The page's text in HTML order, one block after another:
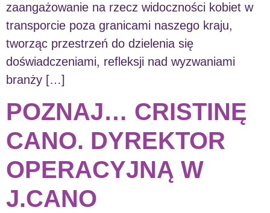
zaangażowanie na rzecz widoczności kobiet w
transporcie poza granicami naszego kraju,
tworząc przestrzeń do dzielenia się
doświadczeniami, refleksji nad wyzwaniami
branży […]
POZNAJ… CRISTINĘ
CANO. DYREKTOR
OPERACYJNĄ W
J.CANO